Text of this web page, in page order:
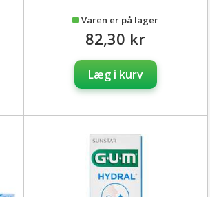
Varen er på lager
82,30 kr
Læg i kurv